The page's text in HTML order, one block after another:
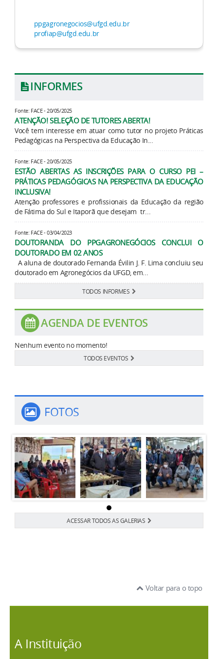
ppgagronegocios@ufgd.edu.br
profiap@ufgd.edu.br
INFORMES
Fonte: FACE - 20/05/2025
ATENÇÃO! SELEÇÃO DE TUTORES ABERTA!
Você tem interesse em atuar como tutor no projeto Práticas
Pedagógicas na Perspectiva da Educação In...
Fonte: FACE - 20/05/2025
ESTÃO ABERTAS AS INSCRIÇÕES PARA O CURSO PEI –
PRÁTICAS PEDAGÓGICAS NA PERSPECTIVA DA EDUCAÇÃO
INCLUSIVA!
Atenção professores e profissionais da Educação da região
de Fátima do Sul e Itaporã que desejam tr...
Fonte: FACE - 03/04/2023
DOUTORANDA DO PPGAGRONEGÓCIOS CONCLUI O
DOUTORADO EM 02 ANOS
A aluna de doutorado Fernanda Évilin J. F. Lima concluiu seu
doutorado em Agronegócios da UFGD, em...
TODOS INFORMES
AGENDA DE EVENTOS
Nenhum evento no momento!
TODOS EVENTOS
FOTOS
ACESSAR TODOS AS GALERIAS
Voltar para o topo
A Instituição